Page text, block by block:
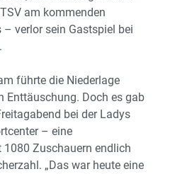
am kommenden
verlor sein Gastspiel bei
führte die Niederlage
Enttäuschung. Doch es gab
bei der Ladys
– eine
Zuschauern endlich
„Das war heute eine